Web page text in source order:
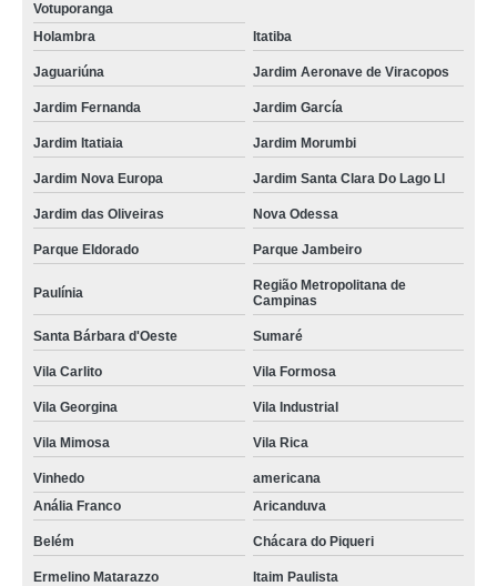
Votuporanga
Holambra
Itatiba
Jaguariúna Jardim Aeronave de Viracopos
Jardim Fernanda Jardim García
Jardim Itatiaia Jardim Morumbi
Jardim Nova Europa Jardim Santa Clara Do Lago Ll
Jardim das Oliveiras Nova Odessa
Parque Eldorado Parque Jambeiro
Paulínia
Região Metropolitana de
Campinas
Santa Bárbara d'Oeste Sumaré
Vila Carlito Vila Formosa
Vila Georgina Vila Industrial
Vila Mimosa Vila Rica
Vinhedo
americana
Anália Franco
Aricanduva
Belém Chácara do Piqueri
Ermelino Matarazzo Itaim Paulista